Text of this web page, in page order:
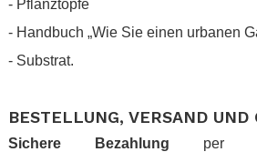
- Pflanztöpfe
- Handbuch „Wie Sie einen urbanen
- Substrat.
BESTELLUNG, VERSAND UND
Sichere Bezahlung per